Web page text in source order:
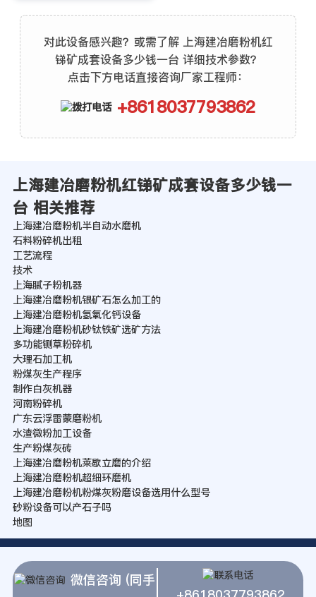
对此设备感兴趣？或需了解 上海建冶磨粉机红
锑矿成套设备多少钱一台 详细技术参数？
点击下方电话直接咨询厂家工程师：
+8618037793862
上海建冶磨粉机红锑矿成套设备多少钱一
台 相关推荐
上海建冶磨粉机半自动水磨机
石料粉碎机出租
工艺流程
技术
上海腻子粉机器
上海建冶磨粉机银矿石怎么加工的
上海建冶磨粉机氢氧化钙设备
上海建冶磨粉机砂钛铁矿选矿方法
多功能铡草粉碎机
大理石加工机
粉煤灰生产程序
制作白灰机器
河南粉碎机
广东云浮雷蒙磨粉机
水渣微粉加工设备
生产粉煤灰砖
上海建冶磨粉机莱歇立磨的介绍
上海建冶磨粉机超细环磨机
上海建冶磨粉机粉煤灰粉磨设备选用什么型号
砂粉设备可以产石子吗
地图
微信咨询 (同手